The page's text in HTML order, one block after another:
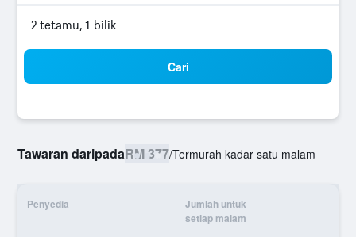
2 tetamu, 1 bilik
Cari
Tawaran daripadaRM 377/Termurah kadar satu malam
Penyedia
Jumlah untuk
setiap malam